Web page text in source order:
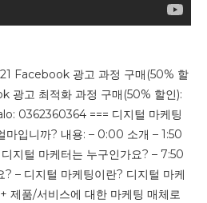
Facebook 광고 과정 구매(50% 할
광고 최적화 과정 구매(50% 할인):
0362360364 === 디지털 마케팅
마입니까? 내용: – 0:00 소개 – 1:50
지털 마케터는 누구인가요? – 7:50
– 디지털 마케팅이란? 디지털 마케
제품/서비스에 대한 마케팅 매체로